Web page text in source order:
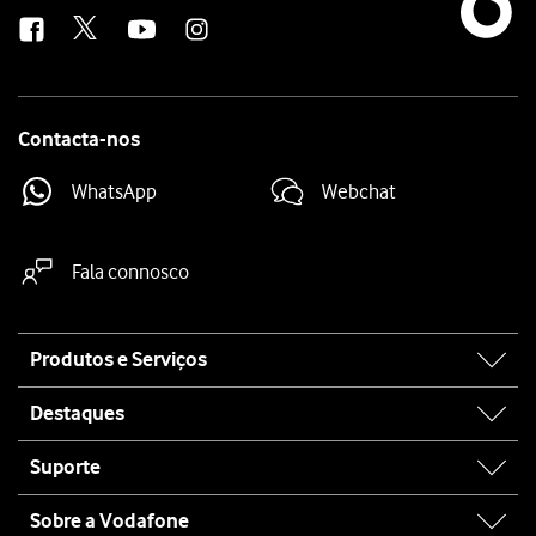
Contacta-nos
WhatsApp Webchat
Fala connosco
map
Produtos e Serviços
Destaques
Suporte
Sobre a Vodafone